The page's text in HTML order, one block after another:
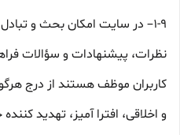
۱-۹– در سایت امکان بحث و
نظرات، پیشنهادات و سؤالات
کاربران موظف هستند از درج
و اخلاقی، افترا آمیز، تهدید